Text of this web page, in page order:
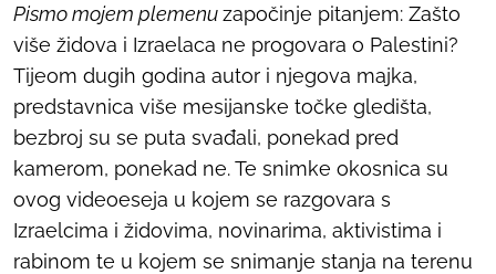
Pismo mojem plemenuzapočinje pitanjem: Zašto
više židova i Izraelaca ne progovara o Palestini?
Tijeom dugih godina autor i njegova majka,
predstavnica više mesijanske točke gledišta,
bezbroj su se puta svađali, ponekad pred
kamerom, ponekad ne. Te snimke okosnica su
ovog videoeseja u kojem se razgovara s
Izraelcima i židovima, novinarima, aktivistima i
rabinom te u kojem se snimanje stanja na terenu